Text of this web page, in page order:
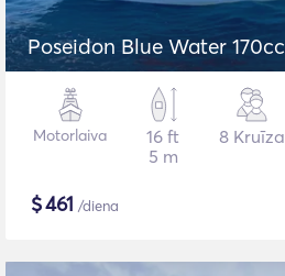
Poseidon Blue Water 170cc
Motorlaiva
16 ft
5 m
8 Kruīza
$461 /diena